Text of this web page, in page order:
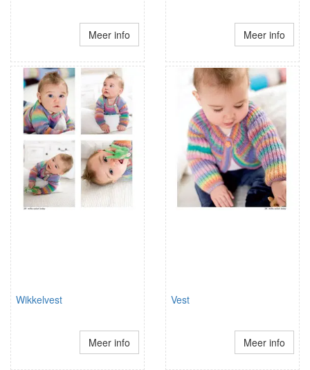
Meer info Meer info
Wikkelvest
Meer info
Vest
Meer info